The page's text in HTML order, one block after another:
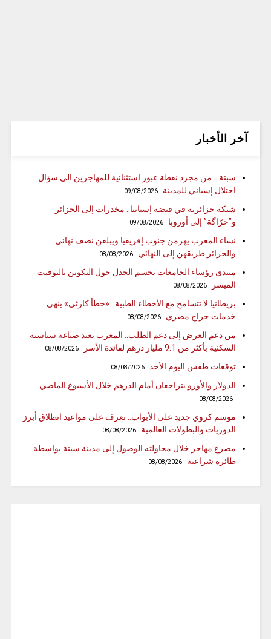
آخر الأخبار
سبتة .. من مجرد نقطة عبور استثنائية للمهاجرين الى سؤال
احتلال إسباني للمدينة
09/08/2026
شبكة جزائرية في قبضة إسبانيا.. مخدرات إلى الجزائر
و”حرّاگة” إلى أوروبا
09/08/2026
نساء المغرب يهزمن جنوب إفريقيا ويبلغن نصف نهائي ..
والجزائر طريقهن إلى النهائي
08/08/2026
منتدى رؤساء الجامعات يحسم الجدل حول التكوين بالتوقيت
الميسر
08/08/2026
بريطانيا لا تتسامح مع الأخطاء الطبية.. «خطأ كارثي» ينهي
خدمات جراح مصري
08/08/2026
من دعم العرض إلى دعم الطلب.. المغرب يعيد صياغة سياسته
السكنية بأكثر من 9.1 مليار درهم لفائدة الأسر
08/08/2026
توقعات طقس اليوم الأحد 08/08/2026
الدولار والأورو يتراجعان أمام الدرهم خلال الأسبوع الماضي
08/08/2026
موسم كروي جديد على الأبواب.. تعرف على مواعيد انطلاق أبرز
الدوريات والبطولات العالمية
08/08/2026
مصرع مهاجر خلال محاولته الوصول إلى مدينة سبتة بواسطة
طائرة شراعية
08/08/2026